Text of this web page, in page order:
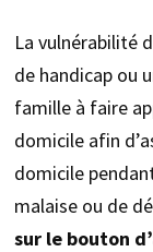
La vulnérabilité
de handicap ou
famille à faire
domicile afin
domicile
malaise ou de
sur le bouton